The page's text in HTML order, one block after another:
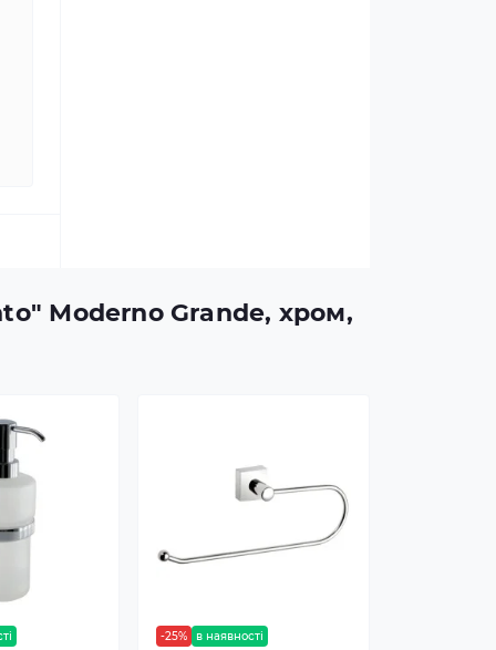
Moderno Grande, хром,
-25% в наявності